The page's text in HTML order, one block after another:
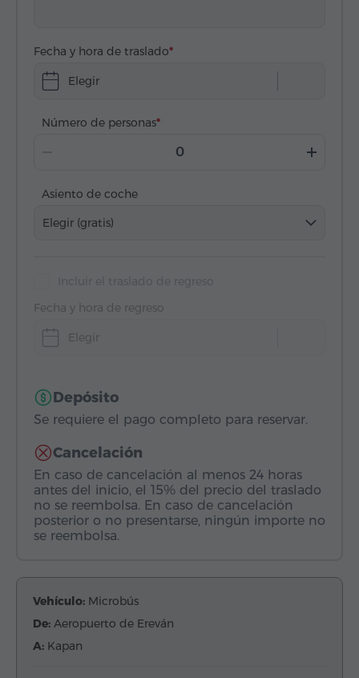
Fecha y hora de traslado
Elegir
Número de personas
Asiento de coche
Elegir (gratis)
Fecha y hora de regreso
Elegir
Depósito
Se requiere el pago completo para reservar.
Cancelación
En caso de cancelación al menos 24 horas
antes del inicio, el 15% del precio del traslado
no se reembolsa. En caso de cancelación
posterior o no presentarse, ningún importe no
se reembolsa.
Vehículo: Microbús
De: Aeropuerto de Ereván
A: Kapan